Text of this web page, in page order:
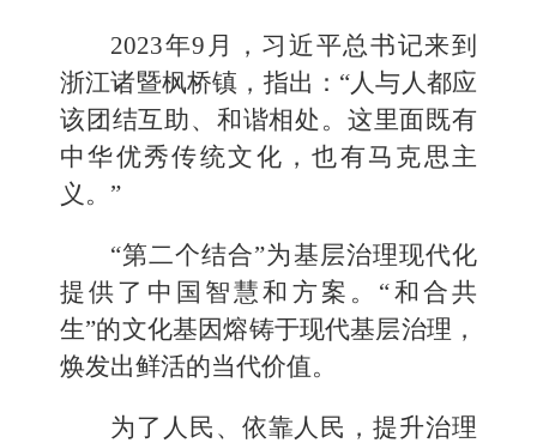
2023年9月，习近平总书记来到
浙江诸暨枫桥镇，指出：“人与人都应
该团结互助、和谐相处。这里面既有
中华优秀传统文化，也有马克思主
义。”
“第二个结合”为基层治理现代化
提供了中国智慧和方案。“和合共
生”的文化基因熔铸于现代基层治理，
焕发出鲜活的当代价值。
为了人民、依靠人民，提升治理